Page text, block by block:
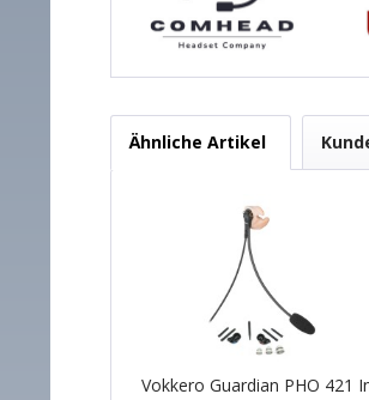
Ähnliche Artikel
Vokkero Guardian PHO 421